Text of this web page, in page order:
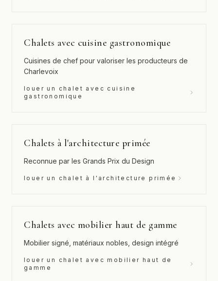
Chalets avec cuisine gastronomique
Cuisines de chef pour valoriser les producteurs de
Charlevoix
louer un chalet avec cuisine
gastronomique
Chalets à l'architecture primée
Reconnue par les Grands Prix du Design
louer un chalet à l'architecture primée
Chalets avec mobilier haut de gamme
Mobilier signé, matériaux nobles, design intégré
louer un chalet avec mobilier haut de
gamme